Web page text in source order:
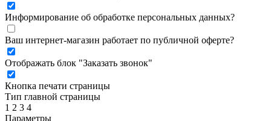
Информирование об обработке персональных данных?
Ваш интернет-магазин работает по публичной оферте?
Отображать блок "Заказать звонок"
Кнопка печати страницы
Тип главной страницы
1 2 3 4
Параметры